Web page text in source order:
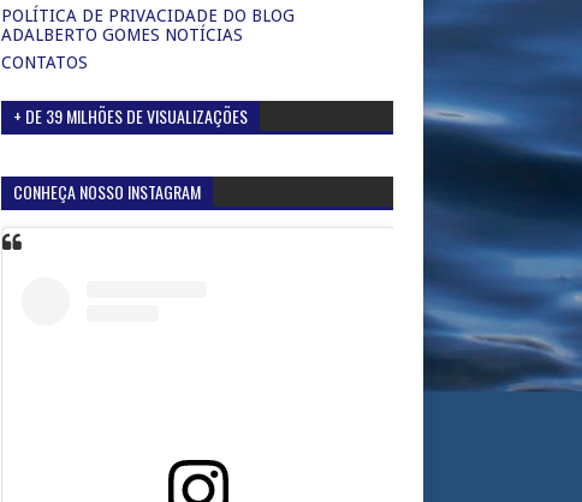
POLÍTICA DE PRIVACIDADE DO BLOG
ADALBERTO GOMES NOTÍCIAS
CONTATOS
+ DE 39 MILHÕES DE VISUALIZAÇÕES
CONHEÇA NOSSO INSTAGRAM